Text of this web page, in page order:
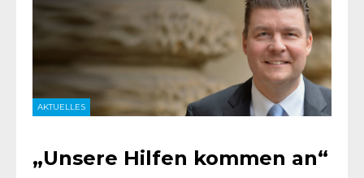
AKTUELLES
„Unsere Hilfen kommen an“